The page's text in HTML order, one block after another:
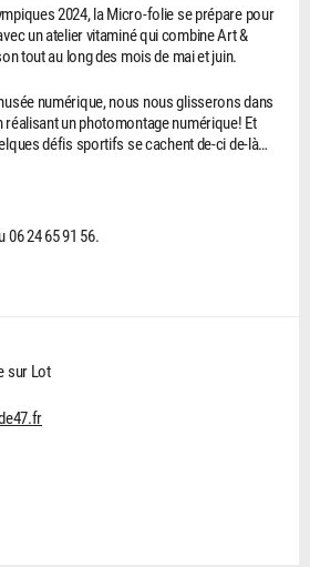
2024, la Micro-folie se prépare pour
un atelier vitaminé qui combine Art &
tout au long des mois de mai et juin.
numérique, nous nous glisserons dans
réalisant un photomontage numérique! Et
défis sportifs se cachent de-ci de-là…
06 24 65 91 56.
sur Lot